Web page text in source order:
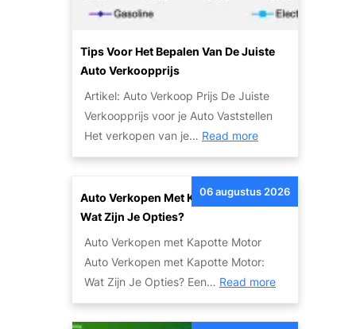
n
a
k
k
e
i
j
k
J
e
u
Tips Voor Het Bepalen Van De Juiste
Auto Verkoopprijs
Artikel: Auto Verkoop Prijs De Juiste
Verkoopprijs voor je Auto Vaststellen
Het verkopen van je… Read more:
T
i
p
Auto Verkopen Met Kapotte Motor:
Wat Zijn Je Opties?
06 augustus 2026
Auto Verkopen met Kapotte Motor
Auto Verkopen met Kapotte Motor:
Wat Zijn Je Opties? Een… Read more:
A
u